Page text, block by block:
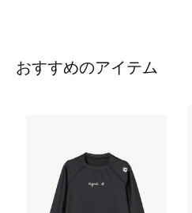
おすすめのアイテム